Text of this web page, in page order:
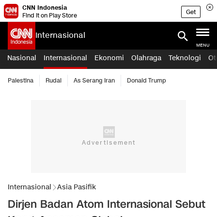
CNN Indonesia
Find it on Play Store
Get
Internasional
MENU
Nasional Internasional Ekonomi Olahraga Teknologi
Palestina Rudal As Serang Iran Donald Trump
Internasional Asia Pasifik
Dirjen Badan Atom Internasional Sebut